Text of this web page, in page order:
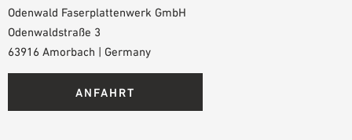
Odenwald Faserplattenwerk GmbH
Odenwaldstraße 3
63916 Amorbach | Germany
ANFAHRT